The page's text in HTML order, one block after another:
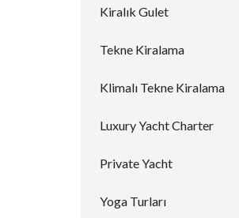
Kiralık Gulet
Tekne Kiralama
Klimalı Tekne Kiralama
Luxury Yacht Charter
Private Yacht
Yoga Turları